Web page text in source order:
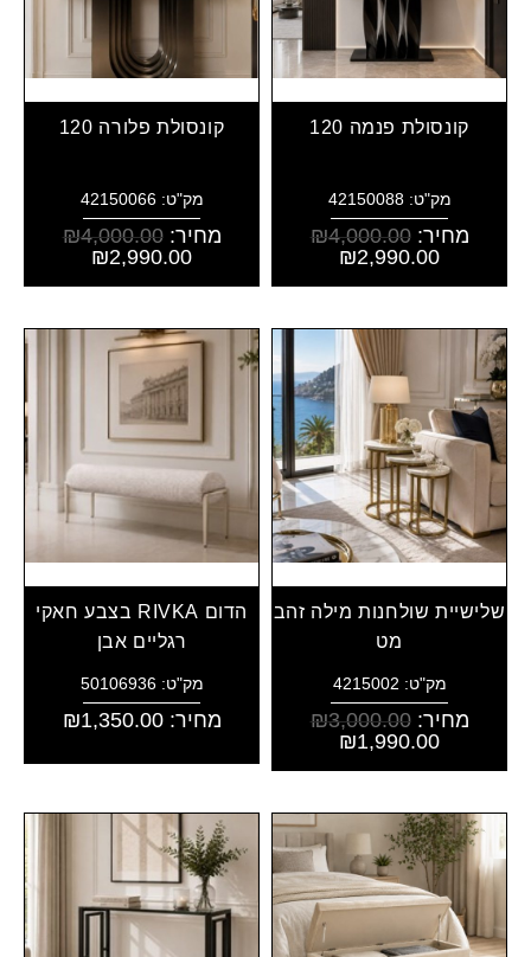
קונסולת פנמה 120
מק"ט: 42150088
מחיר: ₪4,000.00
₪2,990.00
קונסולת פלורה 120
מק"ט: 42150066
מחיר: ₪4,000.00
₪2,990.00
שלישיית שולחנות מילה זהב
מט
מק"ט: 4215002
מחיר: ₪3,000.00
₪1,990.00
הדום RIVKA בצבע חאקי
רגליים אבן
מק"ט: 50106936
מחיר: ₪1,350.00